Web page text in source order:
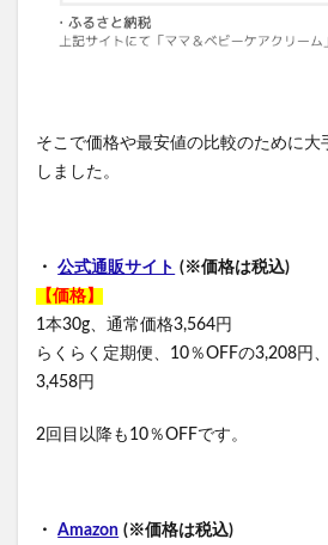
そこで価格や最安値の比較のために大
しました。
・ 公式通販サイト (※価格は税込)
【価格】
1本30g、通常価格3,564円
らくらく定期便、10％OFFの3,208円
3,458円
2回目以降も10％OFFです。
・ Amazon (※価格は税込)